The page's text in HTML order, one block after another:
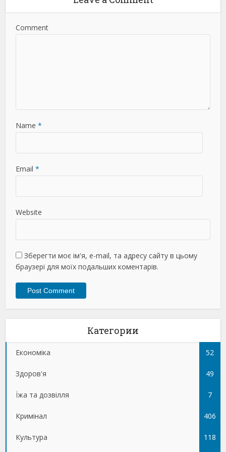
Comment
Name *
Email *
Website
Зберегти моє ім'я, e-mail, та адресу сайту в цьому
браузері для моїх подальших коментарів.
Категории
Економіка 52
Здоров'я 49
Їжа та дозвілля 7
Кримінал 406
Культура 118